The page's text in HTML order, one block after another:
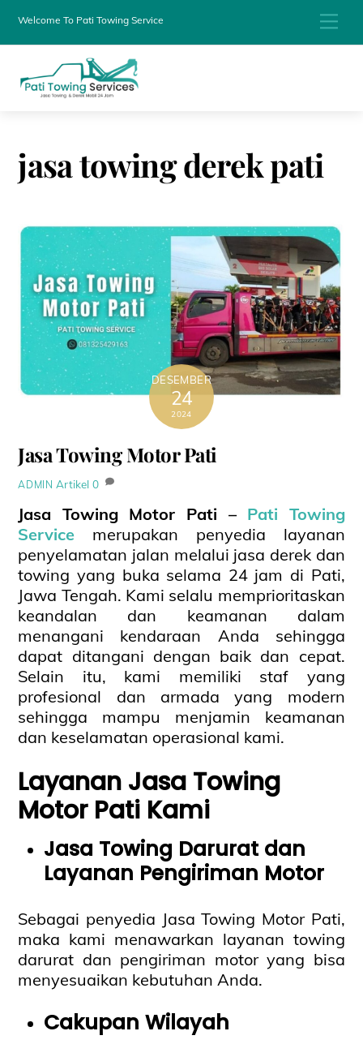
Welcome To Pati Towing Service
jasa towing derek pati
DESEMBER
24
2024
Jasa Towing Motor Pati
ADMIN Artikel 0
Jasa Towing Motor Pati – Pati Towing
Service merupakan penyedia layanan
penyelamatan jalan melalui jasa derek dan
towing yang buka selama 24 jam di Pati,
Jawa Tengah. Kami selalu memprioritaskan
keandalan dan keamanan dalam
menangani kendaraan Anda sehingga
dapat ditangani dengan baik dan cepat.
Selain itu, kami memiliki staf yang
profesional dan armada yang modern
sehingga mampu menjamin keamanan
dan keselamatan operasional kami.
Layanan Jasa Towing
Motor Pati Kami
Jasa Towing Darurat dan
Layanan Pengiriman Motor
Sebagai penyedia Jasa Towing Motor Pati,
maka kami menawarkan layanan towing
darurat dan pengiriman motor yang bisa
menyesuaikan kebutuhan Anda.
Cakupan Wilayah